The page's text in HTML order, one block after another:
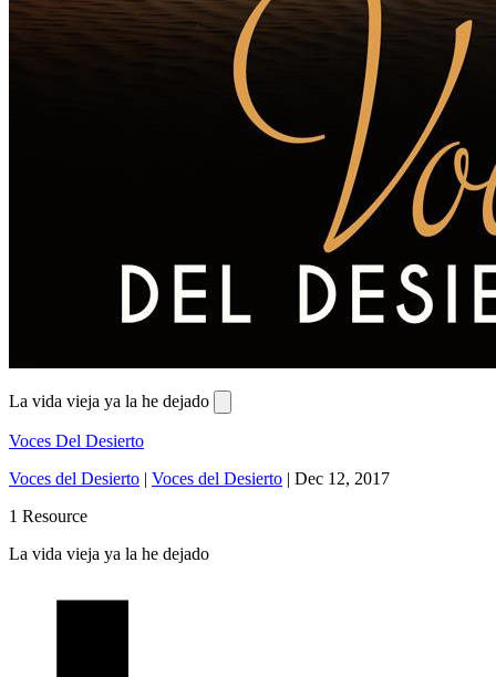
La vida vieja ya la he dejado
Voces Del Desierto
Voces del Desierto | Voces del Desierto | Dec 12, 2017
1 Resource
La vida vieja ya la he dejado